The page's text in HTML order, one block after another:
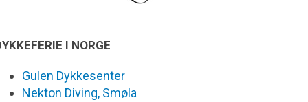
I NORGE
Gulen Dykkesenter
Nekton Diving, Smøla